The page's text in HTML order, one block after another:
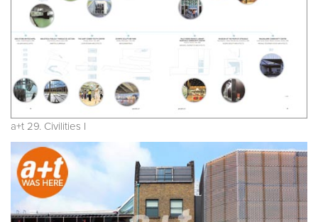
a+t 29. Civilities I